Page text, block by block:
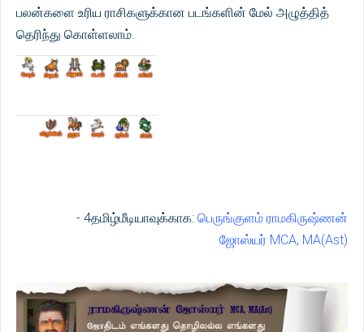
பலன்களை உரிய ராசிகளுக்கான படங்களின் மேல் அழுத்தித்
தெரிந்து கொள்ளலாம்.
- 4தமிழ்மீடியாவுக்காக: பெருங்குளம் ராமகிருஷ்ணன்
ஜோஸ்யர் MCA, MA(Ast)